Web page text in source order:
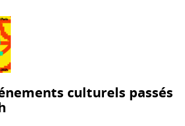
culturels passés